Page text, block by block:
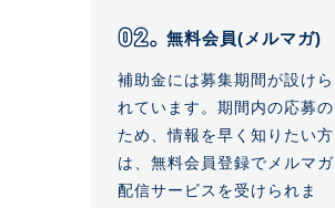
無料会員(メルマガ)
補助金には募集期間が設けら
れています。期間内の応募の
ため、情報を早く知りたい方
は、無料会員登録でメルマガ
配信サービスを受けられま